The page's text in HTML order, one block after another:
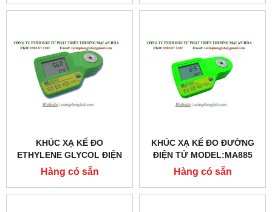
KHÚC XẠ KẾ ĐO
ETHYLENE GLYCOL ĐIỆN
TỬ MODEL:MA888
Hàng có sẵn
KHÚC XẠ KẾ ĐO ĐƯỜNG
ĐIỆN TỬ MODEL:MA885
Hàng có sẵn